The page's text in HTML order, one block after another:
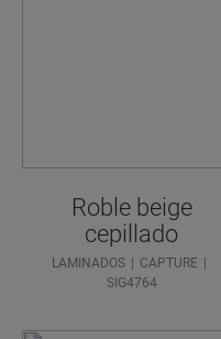
Roble beige
cepillado
LAMINADOS
CAPTURE
SIG4764